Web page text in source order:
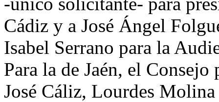
Cádiz y a José Ángel
Isabel Serrano para la
Para la de Jaén, el
José Cáliz, Lourdes